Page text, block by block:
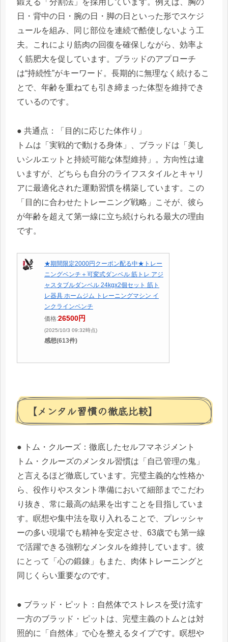
鍛える「分割法」を採用しています。例えば、胸の
日・背中の日・腕の日・脚の日といった形でスケジ
ュールを組み、同じ部位を連続で酷使しないよう工
夫。これにより筋肉の回復を確保しながら、効率よ
く筋肥大を促しています。ブラッドのアプローチ
は“持続性”がキーワード。長期的に無理なく続けるこ
とで、年齢を重ねても引き締まった体型を維持でき
ているのです。
● 共通点：「目的に応じた体作り」
トムは「実戦的で動ける身体」、ブラッドは「美し
いシルエットと持続可能な体型維持」。方向性は違
いますが、どちらも自分のライフスタイルとキャリ
アに最適化された運動習慣を構築しています。この
「目的に合わせたトレーニング戦略」こそが、彼ら
が年齢を超えて第一線に立ち続けられる最大の理由
です。
★期間限定2000円クーポン配る中★トレー
ニングベンチ＋可変式ダンベル 筋トレ アジ
ャスタブルダンベル 24kgx2個セット 筋ト
レ器具 ホームジム トレーニングマシン イ
ンクラインベンチ
価格:26500円
(2025/10/3 09:32時点)
感想(613件)
【メンタル習慣の徹底比較】
● トム・クルーズ：徹底したセルフマネジメント
トム・クルーズのメンタル習慣は「自己管理の鬼」
と言えるほど徹底しています。完璧主義的な性格か
ら、役作りやスタント準備において細部までこだわ
り抜き、常に最高の結果を出すことを目指していま
す。瞑想や集中法を取り入れることで、プレッシャ
ーの多い現場でも精神を安定させ、63歳でも第一線
で活躍できる強靭なメンタルを維持しています。彼
にとって「心の鍛錬」もまた、肉体トレーニングと
同じくらい重要なのです。
● ブラッド・ピット：自然体でストレスを受け流す
一方のブラッド・ピットは、完璧主義のトムとは対
照的に「自然体」で心を整えるタイプです。瞑想や